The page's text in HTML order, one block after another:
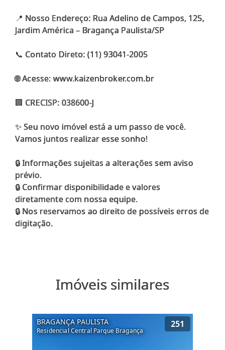
📍 Nosso Endereço: Rua Adelino de Campos, 125,
Jardim América – Bragança Paulista/SP
📞 Contato Direto: (11) 93041-2005
🌐 Acesse: www.kaizenbroker.com.br
🏢 CRECISP: 038600-J
✨ Seu novo imóvel está a um passo de você.
Vamos juntos realizar esse sonho!
🔒 Informações sujeitas a alterações sem aviso
prévio.
🔒 Confirmar disponibilidade e valores
diretamente com nossa equipe.
🔒 Nos reservamos ao direito de possíveis erros de
Imóveis similares
BRAGANÇA PAULISTA
Residencial Central Parque Bragança
251